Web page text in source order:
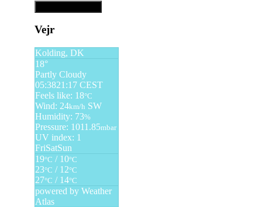
Vejr
Kolding, DK
18°
Partly Cloudy
05:3821:17 CEST
Feels like: 18°C
Wind: 24km/h SW
Humidity: 73%
Pressure: 1011.85mbar
UV index: 1
FriSatSun
19°C / 10°C
23°C / 12°C
27°C / 14°C
powered by Weather
Atlas